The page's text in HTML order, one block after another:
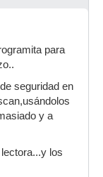
para
seguridad en
y a
los